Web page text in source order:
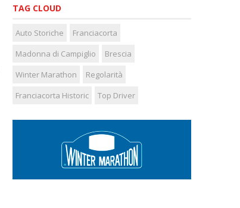
TAG CLOUD
Auto Storiche
Franciacorta
Madonna di Campiglio
Brescia
Winter Marathon
Regolarità
Franciacorta Historic
Top Driver